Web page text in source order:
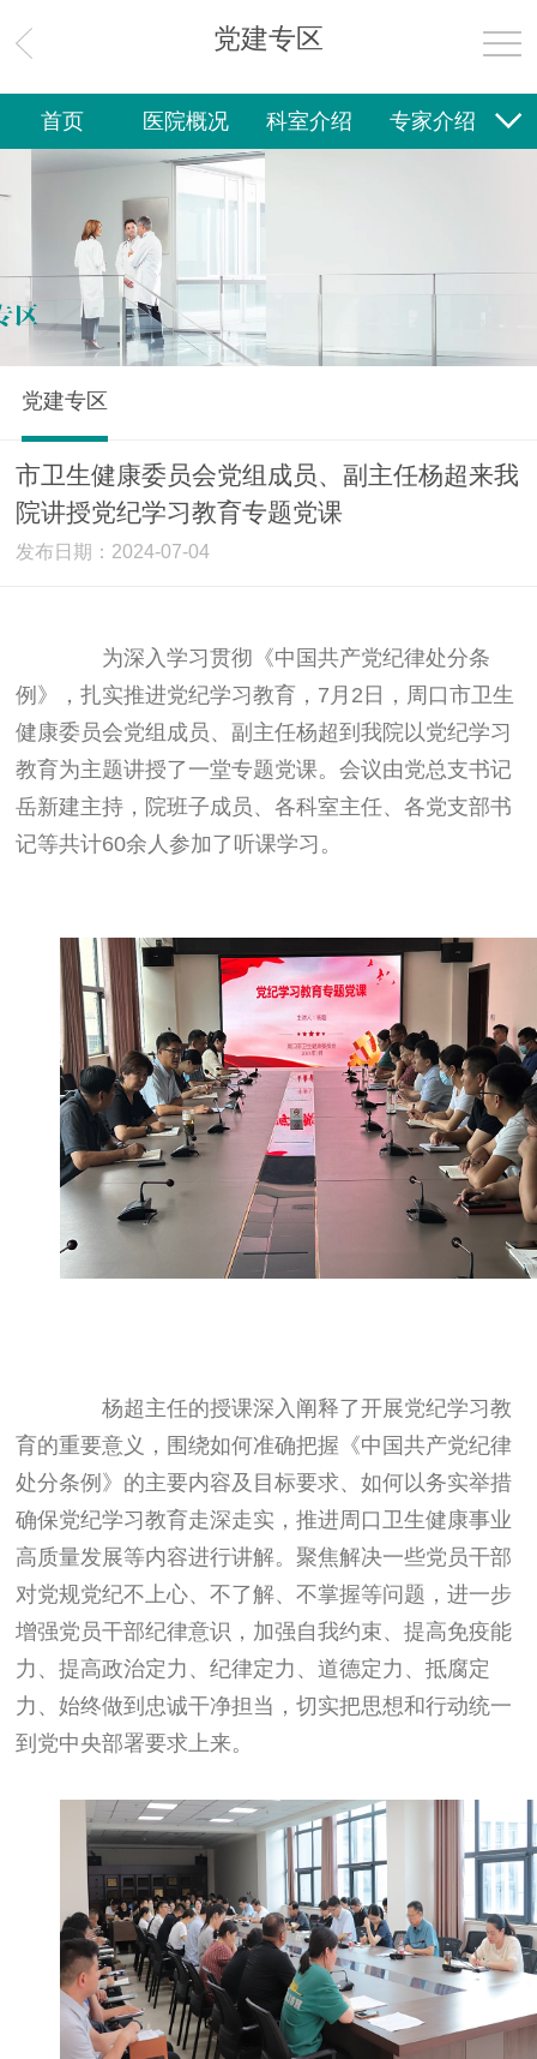
党建专区
首页 医院概况 科室介绍 专家介绍
社区卫生
健康教育 党建专区
党建专区
市卫生健康委员会党组成员、副主任杨超来我
院讲授党纪学习教育专题党课
发布日期：2024-07-04
为深入学习贯彻《中国共产党纪律处分条
例》，扎实推进党纪学习教育，7月2日，周口市卫生
健康委员会党组成员、副主任杨超到我院以党纪学习
教育为主题讲授了一堂专题党课。会议由党总支书记
岳新建主持，院班子成员、各科室主任、各党支部书
记等共计60余人参加了听课学习。
杨超主任的授课深入阐释了开展党纪学习教
育的重要意义，围绕如何准确把握《中国共产党纪律
处分条例》的主要内容及目标要求、如何以务实举措
确保党纪学习教育走深走实，推进周口卫生健康事业
高质量发展等内容进行讲解。聚焦解决一些党员干部
对党规党纪不上心、不了解、不掌握等问题，进一步
增强党员干部纪律意识，加强自我约束、提高免疫能
力、提高政治定力、纪律定力、道德定力、抵腐定
力、始终做到忠诚干净担当，切实把思想和行动统一
到党中央部署要求上来。